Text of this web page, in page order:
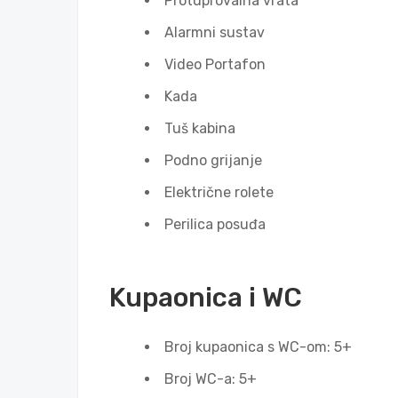
Alarmni sustav
Video Portafon
Kada
Tuš kabina
Podno grijanje
Električne rolete
Perilica posuđa
Kupaonica i WC
Broj kupaonica s WC-om: 5+
Broj WC-a: 5+